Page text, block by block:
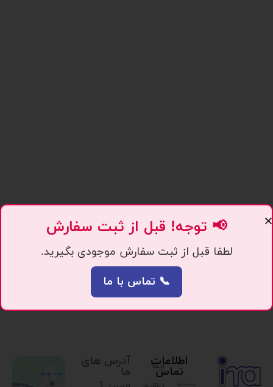
ایما
اطلاعات
تماس
آدرس های
ما
📢 توجه! قبل از ثبت سفارش
لطفا قبل از ثبت سفارش موجودی بگیرید.
📞 تماس با ما